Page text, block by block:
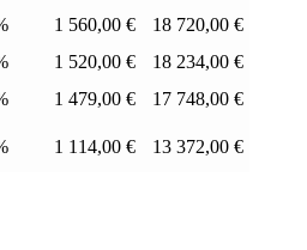
1 560,00 €
18 720,00 €
1 520,00 €
18 234,00 €
1 479,00 €
17 748,00 €
1 114,00 € 13 372,00 €